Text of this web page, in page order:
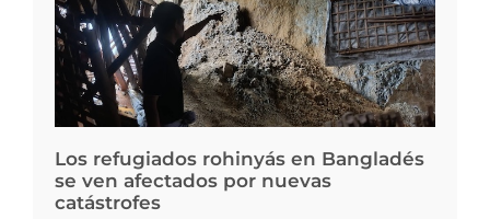
Los refugiados rohinyás en Bangladés
se ven afectados por nuevas
catástrofes